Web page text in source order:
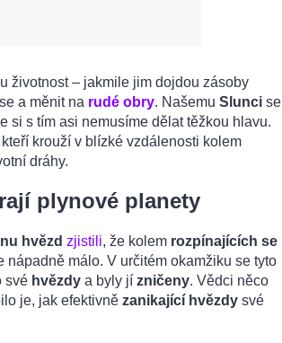
životnost – jakmile jim dojdou zásoby
a měnit na rudé obry. Našemu Slunci se
si s tím asi nemusíme dělat těžkou hlavu.
kteří krouží v blízké vzdálenosti kolem
dráhy.
plynové planety
hvězd zjistili, že kolem rozpínajících se
nápadně málo. V určitém okamžiku se tyto
své hvězdy a byly jí zničeny. Vědci něco
je, jak efektivně zanikající hvězdy své